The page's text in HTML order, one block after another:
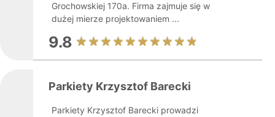
Grochowskiej 170a. Firma zajmuje się w
dużej mierze projektowaniem ...
9.8
Parkiety Krzysztof Barecki
Parkiety Krzysztof Barecki prowadzi